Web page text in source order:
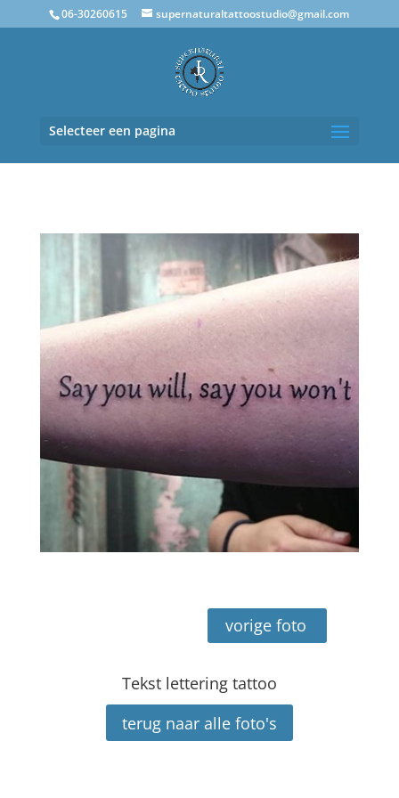
06-30260615 supernaturaltattoostudio@gmail.com
Selecteer een pagina
vorige foto
Tekst lettering tattoo
terug naar alle foto's